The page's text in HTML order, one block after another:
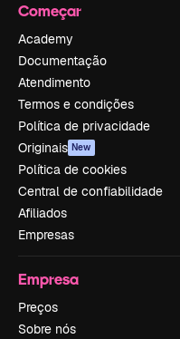
Começar
Academy
Documentação
Atendimento
Termos e condições
Política de privacidade
Originais New
Política de cookies
Central de confiabilidade
Afiliados
Empresas
Empresa
Preços
Sobre nós